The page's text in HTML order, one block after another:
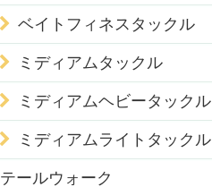
ベイトフィネスタックル
ミディアムタックル
ミディアムヘビータックル
ミディアムライトタックル
テールウォーク